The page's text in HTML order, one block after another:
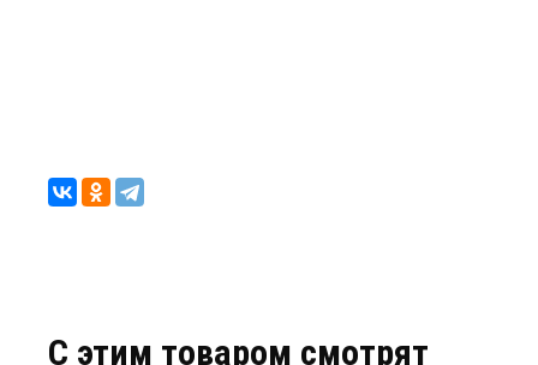
C этим товаром смотрят